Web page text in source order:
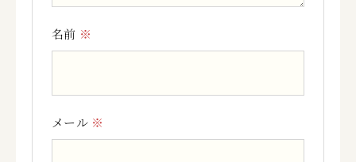
名前 ※
メール ※